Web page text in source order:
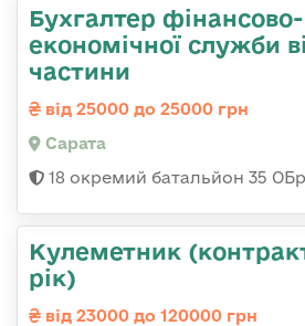
Бухгалтер фінансово-
економічної служби
частини
від 25000 до 25000 грн
Сарата
18 окремий батальйон 35
Кулеметник
рік)
від 23000 до 120000 грн